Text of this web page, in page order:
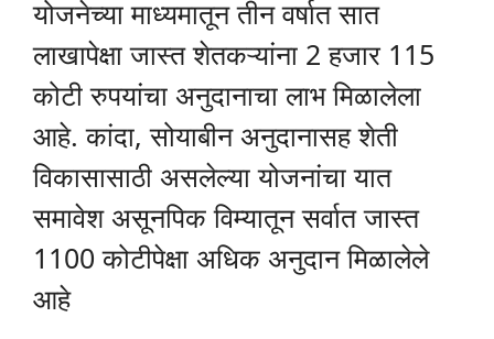
योजनेच्या माध्यमातून तीन वर्षात सात
लाखापेक्षा जास्त शेतकऱ्यांना 2 हजार 115
कोटी रुपयांचा अनुदानाचा लाभ मिळालेला
आहे. कांदा, सोयाबीन अनुदानासह शेती
विकासासाठी असलेल्या योजनांचा यात
समावेश असूनपिक विम्यातून सर्वात जास्त
1100 कोटीपेक्षा अधिक अनुदान मिळालेले
आहे